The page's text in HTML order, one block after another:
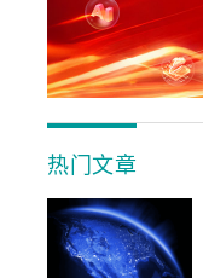
热门文章